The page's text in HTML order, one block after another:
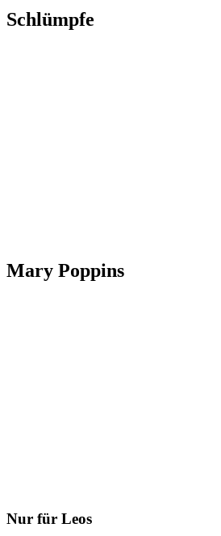
Schlümpfe
Mary Poppins
Nur für Leos